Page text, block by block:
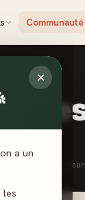
Communauté
✕
a un
les
votes des